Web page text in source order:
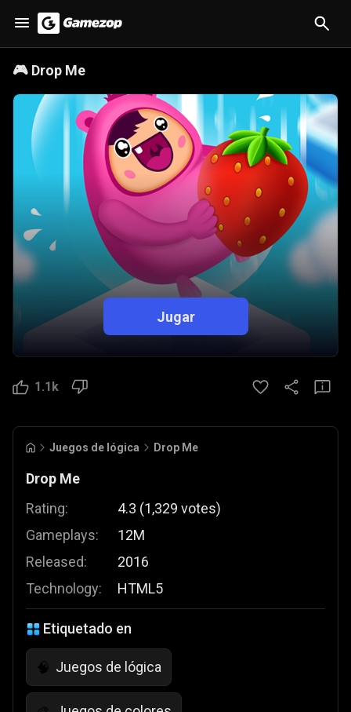
🎮 Drop Me
Jugar
1.1k
Juegos de lógica Drop Me
Drop Me
Rating:
Gameplays:
Released:
Technology:
4.3 (1,329 votes)
12M
2016
HTML5
Etiquetado en
🧠 Juegos de lógica